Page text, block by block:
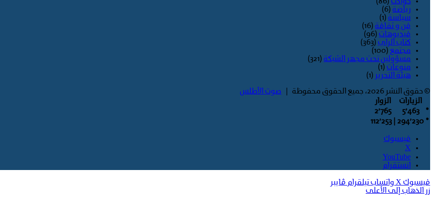
رياضة (6)
سياسة (1)
فن و ثقافة (16)
فيديوهات (96)
كتاب الراي (363)
مجتمع (100)
مسؤولين تحت مجهر الشبكة (321)
منوعات (1)
هيئة التحرير (1)
© حقوق النشر 2026، جميع الحقوق محفوظة |
صوت الأطلس
الزيارات
الزوار
*
5٬463
2٬765
* 294٬230
فيسبوك
‫X
‫YouTube
انستقرام
فيسبوك‫X واتسابتيلقرام ڤايبر
زر الذهاب إلى الأعلى